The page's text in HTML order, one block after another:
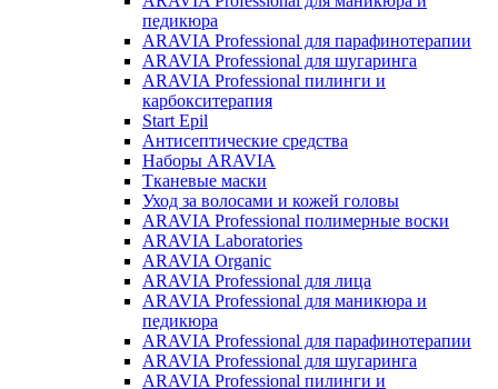
педикюра
ARAVIA Professional для парафинотерапии
ARAVIA Professional для шугаринга
ARAVIA Professional пилинги и
карбокситерапия
Start Epil
Антисептические средства
Наборы ARAVIA
Тканевые маски
Уход за волосами и кожей головы
ARAVIA Professional полимерные воски
ARAVIA Laboratories
ARAVIA Organic
ARAVIA Professional для лица
ARAVIA Professional для маникюра и
педикюра
ARAVIA Professional для парафинотерапии
ARAVIA Professional для шугаринга
ARAVIA Professional пилинги и